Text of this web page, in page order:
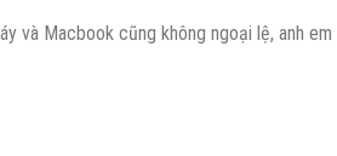
Macbook cũng không ngoại lệ, anh em